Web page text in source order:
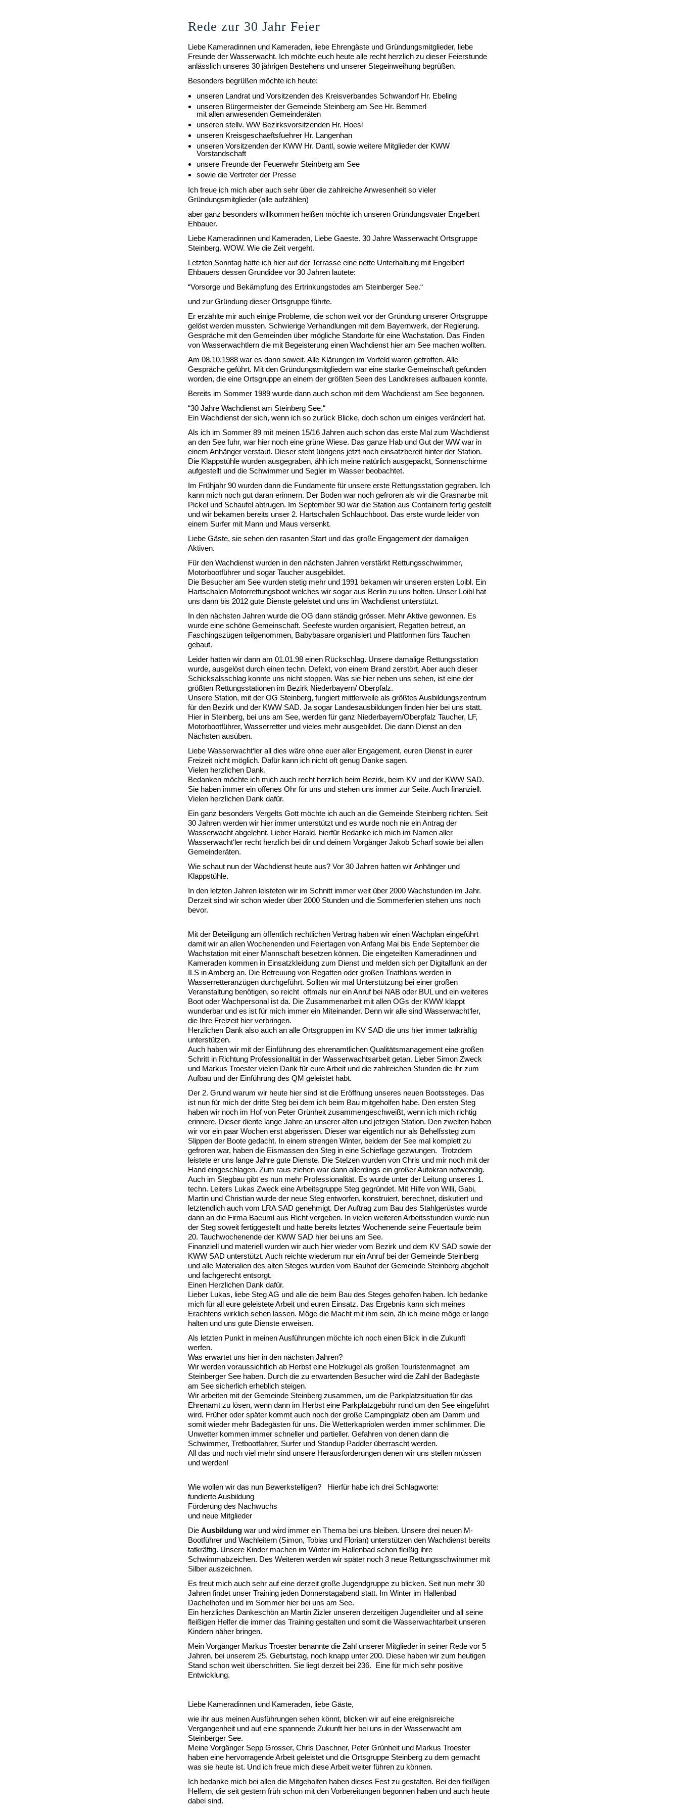
Rede zur 30 Jahr Feier
Liebe Kameradinnen und Kameraden, liebe Ehrengäste und Gründungsmitglieder, liebe
Freunde der Wasserwacht. Ich möchte euch heute alle recht herzlich zu dieser Feierstunde
anlässlich unseres 30 jährigen Bestehens und unserer Stegeinweihung begrüßen.
Besonders begrüßen möchte ich heute:
unseren Landrat und Vorsitzenden des Kreisverbandes Schwandorf Hr. Ebeling
unseren Bürgermeister der Gemeinde Steinberg am See Hr. Bemmerl
mit allen anwesenden Gemeinderäten
unseren stellv. WW Bezirksvorsitzenden Hr. Hoesl
unseren Kreisgeschaeftsfuehrer Hr. Langenhan
unseren Vorsitzenden der KWW Hr. Dantl, sowie weitere Mitglieder der KWW
Vorstandschaft
unsere Freunde der Feuerwehr Steinberg am See
sowie die Vertreter der Presse
Ich freue ich mich aber auch sehr über die zahlreiche Anwesenheit so vieler
Gründungsmitglieder (alle aufzählen)
aber ganz besonders willkommen heißen möchte ich unseren Gründungsvater Engelbert
Ehbauer.
Liebe Kameradinnen und Kameraden, Liebe Gaeste. 30 Jahre Wasserwacht Ortsgruppe
Steinberg. WOW. Wie die Zeit vergeht.
Letzten Sonntag hatte ich hier auf der Terrasse eine nette Unterhaltung mit Engelbert
Ehbauers dessen Grundidee vor 30 Jahren lautete:
“Vorsorge und Bekämpfung des Ertrinkungstodes am Steinberger See.“
und zur Gründung dieser Ortsgruppe führte.
Er erzählte mir auch einige Probleme, die schon weit vor der Gründung unserer Ortsgruppe
gelöst werden mussten. Schwierige Verhandlungen mit dem Bayernwerk, der Regierung.
Gespräche mit den Gemeinden über mögliche Standorte für eine Wachstation. Das Finden
von Wasserwachtlern die mit Begeisterung einen Wachdienst hier am See machen wollten.
Am 08.10.1988 war es dann soweit. Alle Klärungen im Vorfeld waren getroffen. Alle
Gespräche geführt. Mit den Gründungsmitgliedern war eine starke Gemeinschaft gefunden
worden, die eine Ortsgruppe an einem der größten Seen des Landkreises aufbauen konnte.
Bereits im Sommer 1989 wurde dann auch schon mit dem Wachdienst am See begonnen.
“30 Jahre Wachdienst am Steinberg See.“
Ein Wachdienst der sich, wenn ich so zurück Blicke, doch schon um einiges verändert hat.
Als ich im Sommer 89 mit meinen 15/16 Jahren auch schon das erste Mal zum Wachdienst
an den See fuhr, war hier noch eine grüne Wiese. Das ganze Hab und Gut der WW war in
einem Anhänger verstaut. Dieser steht übrigens jetzt noch einsatzbereit hinter der Station.
Die Klappstühle wurden ausgegraben, ähh ich meine natürlich ausgepackt, Sonnenschirme
aufgestellt und die Schwimmer und Segler im Wasser beobachtet.
Im Frühjahr 90 wurden dann die Fundamente für unsere erste Rettungsstation gegraben. Ich
kann mich noch gut daran erinnern. Der Boden war noch gefroren als wir die Grasnarbe mit
Pickel und Schaufel abtrugen. Im September 90 war die Station aus Containern fertig gestellt
und wir bekamen bereits unser 2. Hartschalen Schlauchboot. Das erste wurde leider von
einem Surfer mit Mann und Maus versenkt.
Liebe Gäste, sie sehen den rasanten Start und das große Engagement der damaligen
Aktiven.
Für den Wachdienst wurden in den nächsten Jahren verstärkt Rettungsschwimmer,
Motorbootführer und sogar Taucher ausgebildet.
Die Besucher am See wurden stetig mehr und 1991 bekamen wir unseren ersten Loibl. Ein
Hartschalen Motorrettungsboot welches wir sogar aus Berlin zu uns holten. Unser Loibl hat
uns dann bis 2012 gute Dienste geleistet und uns im Wachdienst unterstützt.
In den nächsten Jahren wurde die OG dann ständig grösser. Mehr Aktive gewonnen. Es
wurde eine schöne Gemeinschaft. Seefeste wurden organisiert, Regatten betreut, an
Faschingszügen teilgenommen, Babybasare organisiert und Plattformen fürs Tauchen
gebaut.
Leider hatten wir dann am 01.01.98 einen Rückschlag. Unsere damalige Rettungsstation
wurde, ausgelöst durch einen techn. Defekt, von einem Brand zerstört. Aber auch dieser
Schicksalsschlag konnte uns nicht stoppen. Was sie hier neben uns sehen, ist eine der
größten Rettungsstationen im Bezirk Niederbayern/ Oberpfalz.
Unsere Station, mit der OG Steinberg, fungiert mittlerweile als größtes Ausbildungszentrum
für den Bezirk und der KWW SAD. Ja sogar Landesausbildungen finden hier bei uns statt.
Hier in Steinberg, bei uns am See, werden für ganz Niederbayern/Oberpfalz Taucher, LF,
Motorbootführer, Wasserretter und vieles mehr ausgebildet. Die dann Dienst an den
Nächsten ausüben.
Liebe Wasserwacht‘ler all dies wäre ohne euer aller Engagement, euren Dienst in eurer
Freizeit nicht möglich. Dafür kann ich nicht oft genug Danke sagen.
Vielen herzlichen Dank.
Bedanken möchte ich mich auch recht herzlich beim Bezirk, beim KV und der KWW SAD.
Sie haben immer ein offenes Ohr für uns und stehen uns immer zur Seite. Auch finanziell.
Vielen herzlichen Dank dafür.
Ein ganz besonders Vergelts Gott möchte ich auch an die Gemeinde Steinberg richten. Seit
30 Jahren werden wir hier immer unterstützt und es wurde noch nie ein Antrag der
Wasserwacht abgelehnt. Lieber Harald, hierfür Bedanke ich mich im Namen aller
Wasserwacht‘ler recht herzlich bei dir und deinem Vorgänger Jakob Scharf sowie bei allen
Gemeinderäten.
Wie schaut nun der Wachdienst heute aus? Vor 30 Jahren hatten wir Anhänger und
Klappstühle.
In den letzten Jahren leisteten wir im Schnitt immer weit über 2000 Wachstunden im Jahr.
Derzeit sind wir schon wieder über 2000 Stunden und die Sommerferien stehen uns noch
bevor.
Mit der Beteiligung am öffentlich rechtlichen Vertrag haben wir einen Wachplan eingeführt
damit wir an allen Wochenenden und Feiertagen von Anfang Mai bis Ende September die
Wachstation mit einer Mannschaft besetzen können. Die eingeteilten Kameradinnen und
Kameraden kommen in Einsatzkleidung zum Dienst und melden sich per Digitalfunk an der
ILS in Amberg an. Die Betreuung von Regatten oder großen Triathlons werden in
Wasserretteranzügen durchgeführt. Sollten wir mal Unterstützung bei einer großen
Veranstaltung benötigen, so reicht oftmals nur ein Anruf bei NAB oder BUL und ein weiteres
Boot oder Wachpersonal ist da. Die Zusammenarbeit mit allen OGs der KWW klappt
wunderbar und es ist für mich immer ein Miteinander. Denn wir alle sind Wasserwacht‘ler,
die Ihre Freizeit hier verbringen.
Herzlichen Dank also auch an alle Ortsgruppen im KV SAD die uns hier immer tatkräftig
unterstützen.
Auch haben wir mit der Einführung des ehrenamtlichen Qualitätsmanagement eine großen
Schritt in Richtung Professionalität in der Wasserwachtsarbeit getan. Lieber Simon Zweck
und Markus Troester vielen Dank für eure Arbeit und die zahlreichen Stunden die ihr zum
Aufbau und der Einführung des QM geleistet habt.
Der 2. Grund warum wir heute hier sind ist die Eröffnung unseres neuen Bootssteges. Das
ist nun für mich der dritte Steg bei dem ich beim Bau mitgeholfen habe. Den ersten Steg
haben wir noch im Hof von Peter Grünheit zusammengeschweißt, wenn ich mich richtig
erinnere. Dieser diente lange Jahre an unserer alten und jetzigen Station. Den zweiten haben
wir vor ein paar Wochen erst abgerissen. Dieser war eigentlich nur als Behelfssteg zum
Slippen der Boote gedacht. In einem strengen Winter, beidem der See mal komplett zu
gefroren war, haben die Eismassen den Steg in eine Schieflage gezwungen. Trotzdem
leistete er uns lange Jahre gute Dienste. Die Stelzen wurden von Chris und mir noch mit der
Hand eingeschlagen. Zum raus ziehen war dann allerdings ein großer Autokran notwendig.
Auch im Stegbau gibt es nun mehr Professionalität. Es wurde unter der Leitung unseres 1.
techn. Leiters Lukas Zweck eine Arbeitsgruppe Steg gegründet. Mit Hilfe von Willi, Gabi,
Martin und Christian wurde der neue Steg entworfen, konstruiert, berechnet, diskutiert und
letztendlich auch vom LRA SAD genehmigt. Der Auftrag zum Bau des Stahlgerüstes wurde
dann an die Firma Baeuml aus Richt vergeben. In vielen weiteren Arbeitsstunden wurde nun
der Steg soweit fertiggestellt und hatte bereits letztes Wochenende seine Feuertaufe beim
20. Tauchwochenende der KWW SAD hier bei uns am See.
Finanziell und materiell wurden wir auch hier wieder vom Bezirk und dem KV SAD sowie der
KWW SAD unterstützt. Auch reichte wiederum nur ein Anruf bei der Gemeinde Steinberg
und alle Materialien des alten Steges wurden vom Bauhof der Gemeinde Steinberg abgeholt
und fachgerecht entsorgt.
Einen Herzlichen Dank dafür.
Lieber Lukas, liebe Steg AG und alle die beim Bau des Steges geholfen haben. Ich bedanke
mich für all eure geleistete Arbeit und euren Einsatz. Das Ergebnis kann sich meines
Erachtens wirklich sehen lassen. Möge die Macht mit ihm sein, äh ich meine möge er lange
halten und uns gute Dienste erweisen.
Als letzten Punkt in meinen Ausführungen möchte ich noch einen Blick in die Zukunft
werfen.
Was erwartet uns hier in den nächsten Jahren?
Wir werden voraussichtlich ab Herbst eine Holzkugel als großen Touristenmagnet am
Steinberger See haben. Durch die zu erwartenden Besucher wird die Zahl der Badegäste
am See sicherlich erheblich steigen.
Wir arbeiten mit der Gemeinde Steinberg zusammen, um die Parkplatzsituation für das
Ehrenamt zu lösen, wenn dann im Herbst eine Parkplatzgebühr rund um den See eingeführt
wird. Früher oder später kommt auch noch der große Campingplatz oben am Damm und
somit wieder mehr Badegästen für uns. Die Wetterkapriolen werden immer schlimmer. Die
Unwetter kommen immer schneller und partieller. Gefahren von denen dann die
Schwimmer, Tretbootfahrer, Surfer und Standup Paddler überrascht werden.
All das und noch viel mehr sind unsere Herausforderungen denen wir uns stellen müssen
und werden!
Wie wollen wir das nun Bewerkstelligen? Hierfür habe ich drei Schlagworte:
fundierte Ausbildung
Förderung des Nachwuchs
und neue Mitglieder
Die Ausbildung war und wird immer ein Thema bei uns bleiben. Unsere drei neuen M-
Bootführer und Wachleitern (Simon, Tobias und Florian) unterstützen den Wachdienst bereits
tatkräftig. Unsere Kinder machen im Winter im Hallenbad schon fleißig ihre
Schwimmabzeichen. Des Weiteren werden wir später noch 3 neue Rettungsschwimmer mit
Silber auszeichnen.
Es freut mich auch sehr auf eine derzeit große Jugendgruppe zu blicken. Seit nun mehr 30
Jahren findet unser Training jeden Donnerstagabend statt. Im Winter im Hallenbad
Dachelhofen und im Sommer hier bei uns am See.
Ein herzliches Dankeschön an Martin Zizler unseren derzeitigen Jugendleiter und all seine
fleißigen Helfer die immer das Training gestalten und somit die Wasserwachtarbeit unseren
Kindern näher bringen.
Mein Vorgänger Markus Troester benannte die Zahl unserer Mitglieder in seiner Rede vor 5
Jahren, bei unserem 25. Geburtstag, noch knapp unter 200. Diese haben wir zum heutigen
Stand schon weit überschritten. Sie liegt derzeit bei 236. Eine für mich sehr positive
Entwicklung.
Liebe Kameradinnen und Kameraden, liebe Gäste,
wie ihr aus meinen Ausführungen sehen könnt, blicken wir auf eine ereignisreiche
Vergangenheit und auf eine spannende Zukunft hier bei uns in der Wasserwacht am
Steinberger See.
Meine Vorgänger Sepp Grosser, Chris Daschner, Peter Grünheit und Markus Troester
haben eine hervorragende Arbeit geleistet und die Ortsgruppe Steinberg zu dem gemacht
was sie heute ist. Und ich freue mich diese Arbeit weiter führen zu können.
Ich bedanke mich bei allen die Mitgeholfen haben dieses Fest zu gestalten. Bei den fleißigen
Helfern, die seit gestern früh schon mit den Vorbereitungen begonnen haben und auch heute
dabei sind.